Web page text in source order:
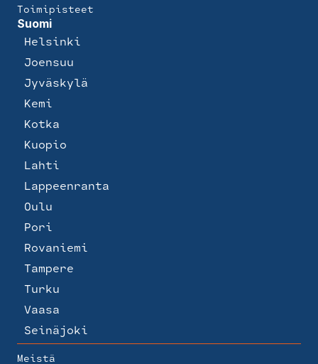
Toimipisteet
Suomi
Helsinki
Joensuu
Jyväskylä
Kemi
Kotka
Kuopio
Lahti
Lappeenranta
Oulu
Pori
Rovaniemi
Tampere
Turku
Vaasa
Seinäjoki
Meistä